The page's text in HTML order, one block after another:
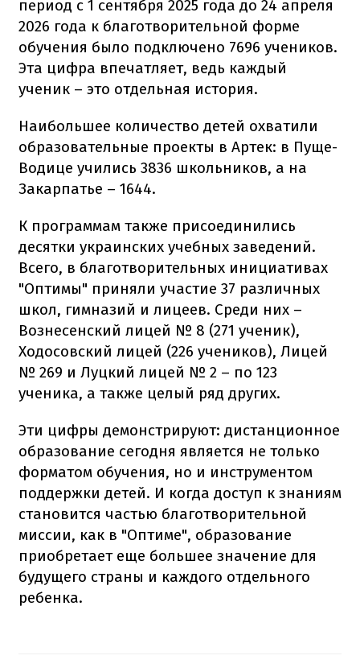
период с 1 сентября 2025 года до 24 апреля
2026 года к благотворительной форме
обучения было подключено 7696 учеников.
Эта цифра впечатляет, ведь каждый
ученик – это отдельная история.
Наибольшее количество детей охватили
образовательные проекты в Артек: в Пуще-
Водице учились 3836 школьников, а на
Закарпатье – 1644.
К программам также присоединились
десятки украинских учебных заведений.
Всего, в благотворительных инициативах
"Оптимы" приняли участие 37 различных
школ, гимназий и лицеев. Среди них –
Вознесенский лицей № 8 (271 ученик),
Ходосовский лицей (226 учеников), Лицей
№ 269 и Луцкий лицей № 2 – по 123
ученика, а также целый ряд других.
Эти цифры демонстрируют: дистанционное
образование сегодня является не только
форматом обучения, но и инструментом
поддержки детей. И когда доступ к знаниям
становится частью благотворительной
миссии, как в "Оптиме", образование
приобретает еще большее значение для
будущего страны и каждого отдельного
ребенка.